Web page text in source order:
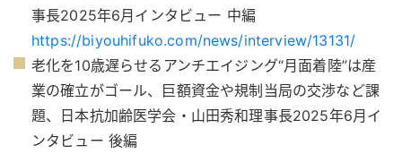
事長2025年6月インタビュー 中編
https://biyouhifuko.com/news/interview/13131/
老化を10歳遅らせるアンチエイジング“月面着陸”は産
業の確立がゴール、巨額資金や規制当局の交渉など課
題、日本抗加齢医学会・山田秀和理事長2025年6月イ
ンタビュー 後編